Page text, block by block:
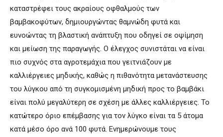
καταστρέφει τους ακραίους οφθαλμούς των
βαμβακοφύτων, δημιουργώντας θαμνώδη φυτά και
ευνοώντας τη βλαστική ανάπτυξη που οδηγεί σε οψίμηση
και μείωση της παραγωγής. Ο έλεγχος συνιστάται να είναι
πιο συχνός στα αγροτεμάχια που γειτνιάζουν με
καλλιέργειες μηδικής, καθώς η πιθανότητα μετανάστευσης
του λύγκου από τη συγκομισμένη μηδική προς το βαμβάκι
είναι πολύ μεγαλύτερη σε σχέση με άλλες καλλιέργειες. Το
κατώτερο όριο επέμβασης για τον λύγκο είναι τα 5 άτομα
κατά μέσο όρο ανά 100 φυτά. Ενημερώνουμε τους